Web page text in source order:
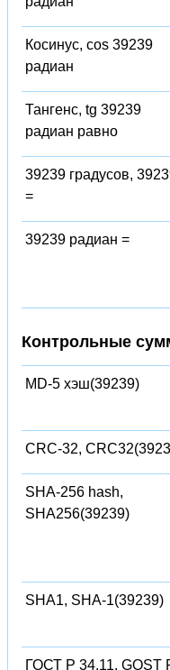
Косинус, cos 39239
радиан
Тангенс, tg 39239
радиан равно
39239 градусов,
=
39239 радиан =
Контрольные
MD-5 хэш(39239)
CRC-32,
SHA-256 hash,
SHA256(39239)
SHA1, SHA-1(39239)
ГОСТ Р 34.11, GOST